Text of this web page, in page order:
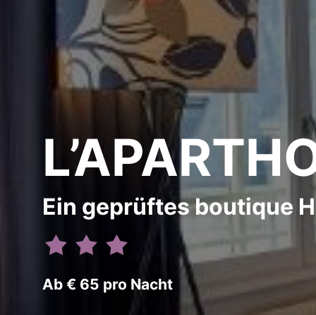
Ein geprüftes boutique
Ab € 65 pro Nacht